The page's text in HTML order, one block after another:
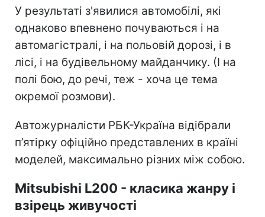
У результаті з'явилися автомобілі, які
однаково впевнено почуваються і на
автомагістралі, і на польовій дорозі, і в
лісі, і на будівельному майданчику. (І на
полі бою, до речі, теж - хоча це тема
окремої розмови).
Автожурналісти РБК-Україна відібрали
п’ятірку офіційно представлених в країні
моделей, максимально різних між собою.
Mitsubishi L200 - класика жанру і
взірець живучості